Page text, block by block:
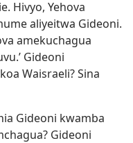
Hivyo, Yehova
aliyeitwa Gideoni.
amekuchagua
Gideoni
Waisraeli? Sina
Gideoni kwamba
Gideoni